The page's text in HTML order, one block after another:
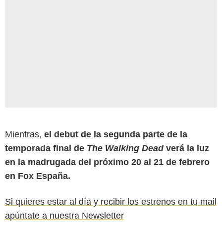
Mientras, el debut de la segunda parte de la
temporada final de The Walking Deadverá la luz
en la madrugada del próximo 20 al 21 de febrero
en Fox España.
Si quieres estar al día y recibir los estrenos en tu mail
apúntate a nuestra Newsletter